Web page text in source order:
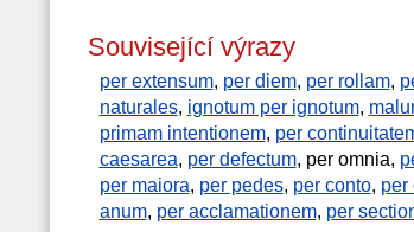
Související výrazy
per extensum, per diem, per rollam,
naturales, ignotum per ignotum,
primam intentionem, per
caesarea, per defectum, per omnia,
per maiora, per pedes, per conto, per
anum, per acclamationem, per